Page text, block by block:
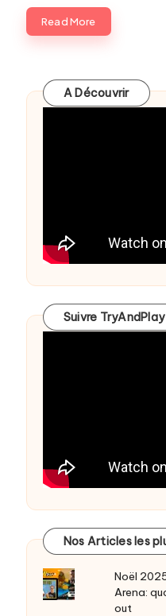
Read More
A Découvrir
Suivre
Nos Articles les
Noël
Arena:
out